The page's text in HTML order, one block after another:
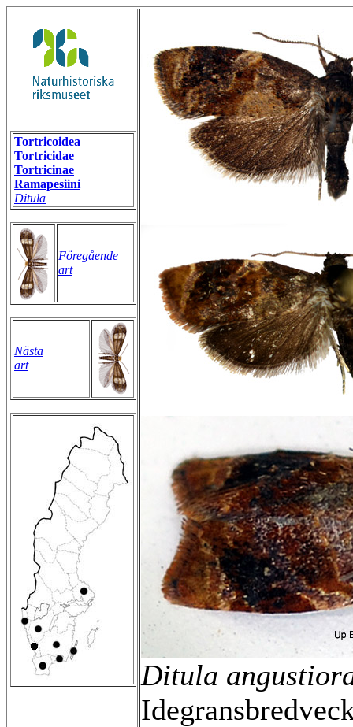
Tortricoidea
Tortricidae
Tortricinae
Ramapesiini
Ditula
Föregående
art
Nästa
art
Ditula